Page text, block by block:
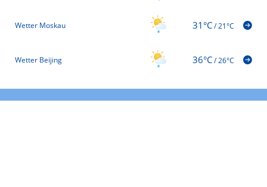
Wetter Moskau 31°C/21°C
Wetter Beijing 36°C/26°C